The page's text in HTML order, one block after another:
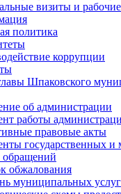
визиты и рабочие
политика
коррупции
Шпаковского
об администрации
работы
правовые акты
государственных
обжалования
муниципальных услуг